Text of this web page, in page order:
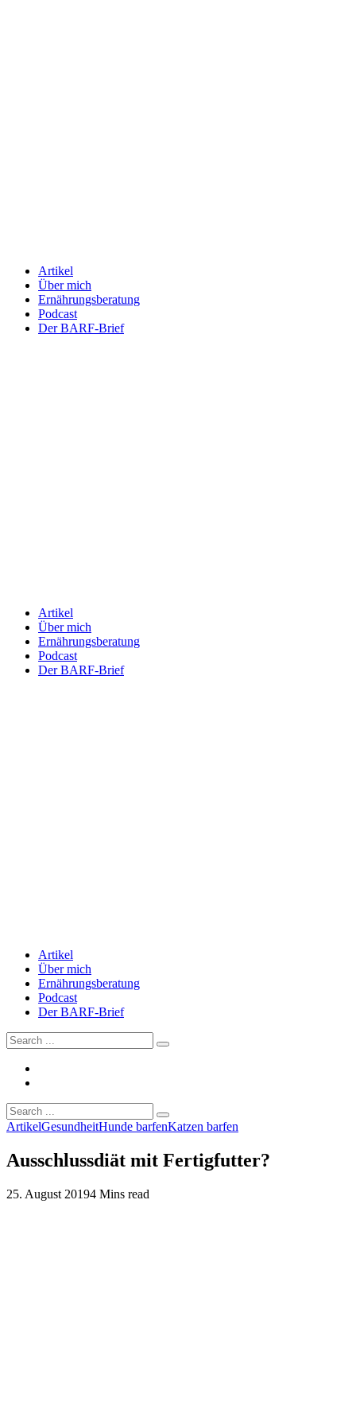
Artikel
Über mich
Ernährungsberatung
Podcast
Der BARF-Brief
Artikel
Über mich
Ernährungsberatung
Podcast
Der BARF-Brief
Artikel
Über mich
Ernährungsberatung
Podcast
Der BARF-Brief
ArtikelGesundheitHunde barfenKatzen barfen
Ausschlussdiät mit Fertigfutter?
25. August 20194 Mins read